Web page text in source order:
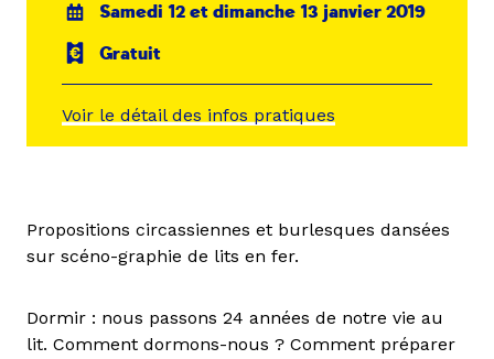
Samedi 12 et dimanche 13 janvier 2019
Gratuit
Voir le détail des infos pratiques
Propositions circassiennes et burlesques dansées
sur scéno-graphie de lits en fer.
Dormir : nous passons 24 années de notre vie au
lit. Comment dormons-nous ? Comment préparer